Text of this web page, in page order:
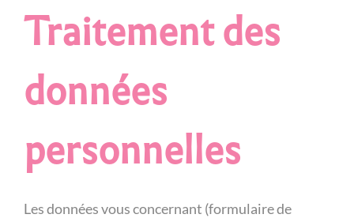
Traitement des
données
personnelles
Les données vous concernant (formulaire de